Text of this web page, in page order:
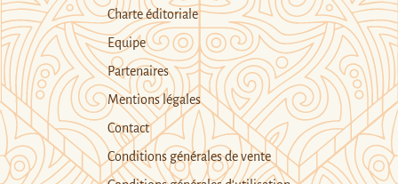
Charte éditoriale
Equipe
Partenaires
Mentions légales
Contact
Conditions générales de vente